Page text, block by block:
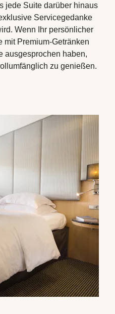
jede Suite darüber hinaus
Servicegedanke
Wenn Ihr persönlicher
mit Premium-Getränken
ausgesprochen haben,
zu genießen.